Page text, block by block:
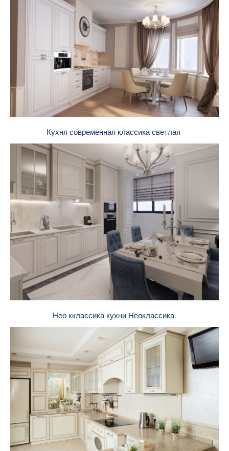
Кухня современная классика светлая
Нео кклассика кухни Неоклассика